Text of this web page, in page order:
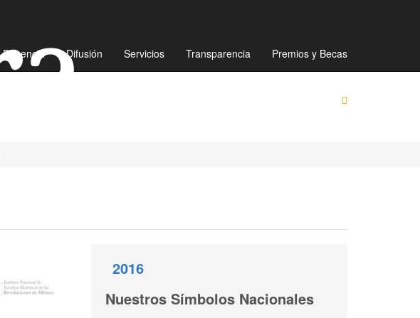
Docencia Difusión Servicios Transparencia Premios y Becas
Mapa de sitio Directorio Preguntas Frecuentes
2016
Nuestros Símbolos Nacionales